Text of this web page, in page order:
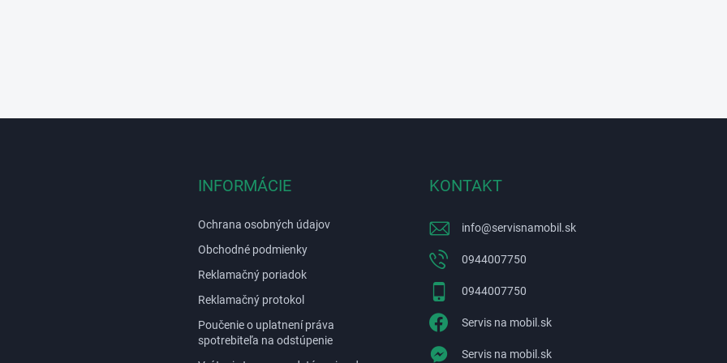
INFORMÁCIE
Ochrana osobných údajov
Obchodné podmienky
Reklamačný poriadok
Reklamačný protokol
Poučenie o uplatnení práva
spotrebiteľa na odstúpenie
KONTAKT
info@servisnamobil.sk
0944007750
0944007750
Servis na mobil.sk
Servis na mobil.sk